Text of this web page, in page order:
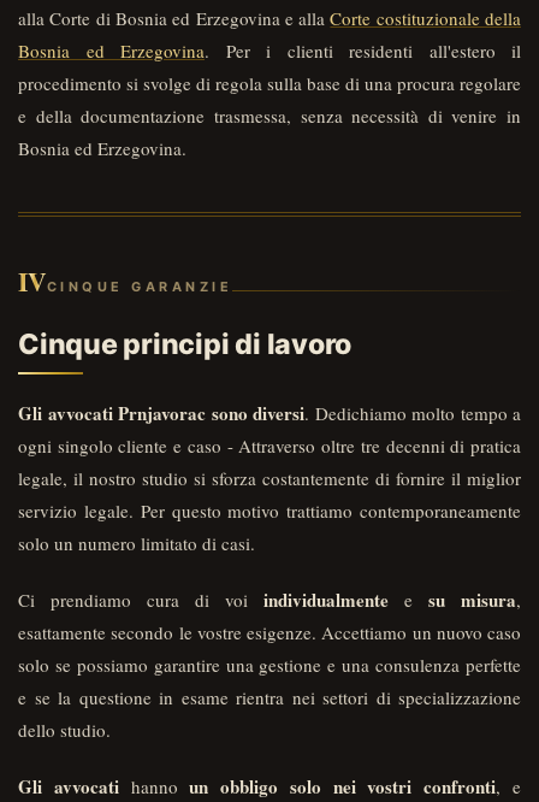
alla Corte di Bosnia ed Erzegovina e allaCorte costituzionale della
Bosnia ed Erzegovina. Per i clienti residenti all'estero il
procedimento si svolge di regola sulla base di una procura regolare
e della documentazione trasmessa, senza necessità di venire in
Bosnia ed Erzegovina.
IVCINQUE GARANZIE
Cinque principi di lavoro
Gli avvocati Prnjavorac sono diversi. Dedichiamo molto tempo a
ogni singolo cliente e caso - Attraverso oltre tre decenni di pratica
legale, il nostro studio si sforza costantemente di fornire il miglior
servizio legale. Per questo motivo trattiamo contemporaneamente
solo un numero limitato di casi.
Ci prendiamo cura di voi individualmente e su misura,
esattamente secondo le vostre esigenze. Accettiamo un nuovo caso
solo se possiamo garantire una gestione e una consulenza perfette
e se la questione in esame rientra nei settori di specializzazione
dello studio.
Gli avvocati hannoun obbligo solo nei vostri confronti, e